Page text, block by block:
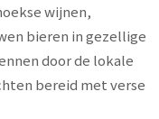
wijnen,
bieren in gezellige
door de lokale
bereid met verse